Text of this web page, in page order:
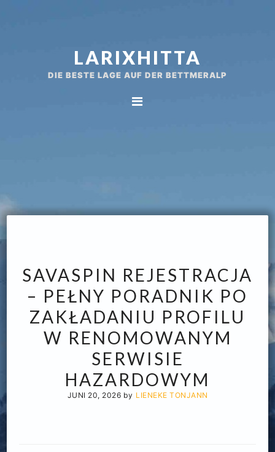
hoofdnavigatieLARIXHITTA
DIE BESTE LAGE AUF DER BETTMERALP
SAVASPIN REJESTRACJA
– PEŁNY PORADNIK PO
ZAKŁADANIU PROFILU
W RENOMOWANYM
SERWISIE
HAZARDOWYM
JUNI 20, 2026 by LIENEKE TONJANN